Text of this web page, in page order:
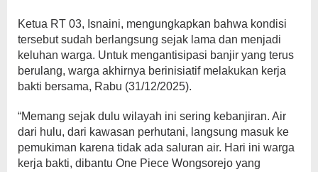
Ketua RT 03, Isnaini, mengungkapkan bahwa kondisi
tersebut sudah berlangsung sejak lama dan menjadi
keluhan warga. Untuk mengantisipasi banjir yang terus
berulang, warga akhirnya berinisiatif melakukan kerja
bakti bersama, Rabu (31/12/2025).
“Memang sejak dulu wilayah ini sering kebanjiran. Air
dari hulu, dari kawasan perhutani, langsung masuk ke
pemukiman karena tidak ada saluran air. Hari ini warga
kerja bakti, dibantu One Piece Wongsorejo yang